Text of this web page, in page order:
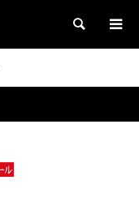
検索